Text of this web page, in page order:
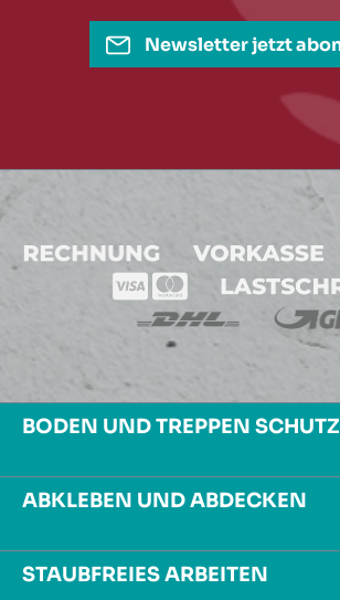
Newsletter jetzt
BODEN UND TREPPEN SCHUTZ
ABKLEBEN UND ABDECKEN
STAUBFREIES ARBEITEN